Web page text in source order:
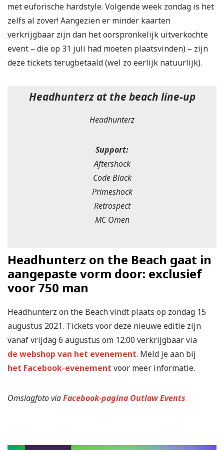
met euforische hardstyle. Volgende week zondag is het
zelfs al zover! Aangezien er minder kaarten
verkrijgbaar zijn dan het oorspronkelijk uitverkochte
event – die op 31 juli had moeten plaatsvinden) – zijn
deze tickets terugbetaald (wel zo eerlijk natuurlijk).
Headhunterz at the beach line-up
Headhunterz
Support:
Aftershock
Code Black
Primeshock
Retrospect
MC Omen
Headhunterz on the Beach gaat in
aangepaste vorm door: exclusief
voor 750 man
Headhunterz on the Beach vindt plaats op zondag 15
augustus 2021. Tickets voor deze nieuwe editie zijn
vanaf vrijdag 6 augustus om 12:00 verkrijgbaar via
de webshop van het evenement. Meld je aan bij
het Facebook-evenement voor meer informatie.
Omslagfoto viaFacebook-pagina Outlaw Events